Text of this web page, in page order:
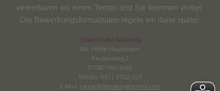
vereinbaren wir einen Termin und Sie kommen vorbei.
Die Bewerbungsformalitäten regeln wir dann später.
Schlosshotel Steinburg
Ute Hehle-Haselmann
Reußenweg 2
97080 Würzburg
Telefon: 0931 9702-159
E-Mail: meine@steinburgkarriere.com